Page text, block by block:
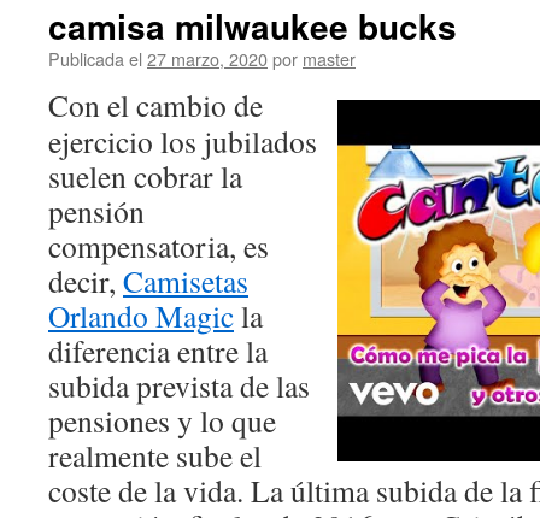
camisa milwaukee bucks
Publicada el 27 marzo, 2020por master
Con el cambio de
ejercicio los jubilados
suelen cobrar la
pensión
compensatoria, es
decir, Camisetas
Orlando Magicla
diferencia entre la
subida prevista de las
pensiones y lo que
realmente sube el
coste de la vida. La última subida de la